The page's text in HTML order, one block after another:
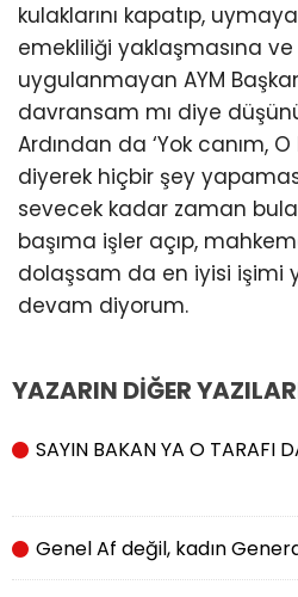
kulaklarını kapatıp,
emekliliği yaklaşmasına ve
uygulanmayan AYM
davransam mı diye
Ardından da ‘Yok canım,
diyerek hiçbir şey
sevecek kadar zaman
başıma işler açıp,
dolaşsam da en iyisi işimi
devam diyorum.
YAZARIN DİĞER
SAYIN BAKAN YA O TARAFI
Genel Af değil, kadın